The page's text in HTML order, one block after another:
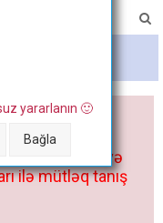
a
yararlanın 🙂
Bağla
istifadəniz
bir qrupda,
olmaz və
ilə mütləq tanış